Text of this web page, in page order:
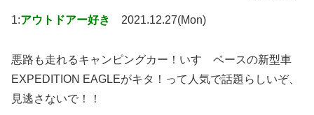
1:アウトドアー好き 2021.12.27(Mon)
悪路も走れるキャンピングカー！いすゞベースの新型車
EXPEDITION EAGLEがキタ！って人気で話題らしいぞ、
見逃さないで！！